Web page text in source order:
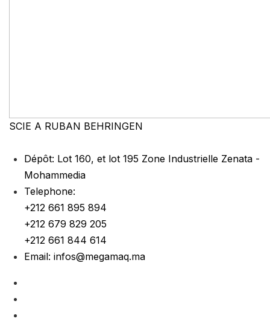
SCIE A RUBAN BEHRINGEN
Dépôt: Lot 160, et lot 195 Zone Industrielle Zenata -
Mohammedia
Telephone:
+212 661 895 894
+212 679 829 205
+212 661 844 614
Email: infos@megamaq.ma